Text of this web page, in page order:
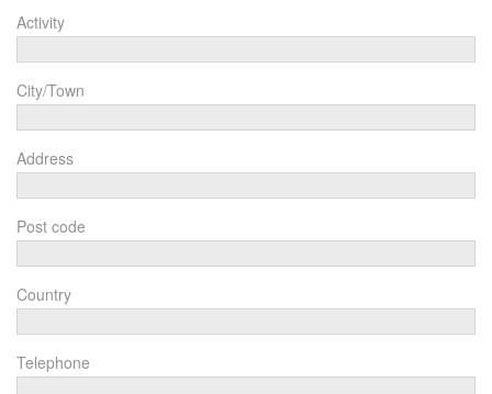
Activity
City/Town
Address
Post code
Country
Telephone